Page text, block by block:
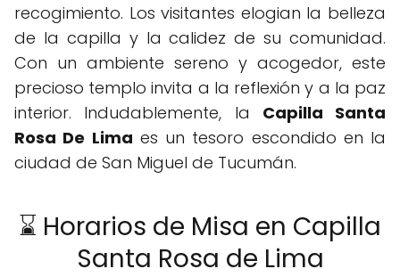
recogimiento. Los visitantes elogian la belleza
de la capilla y la calidez de su comunidad.
Con un ambiente sereno y acogedor, este
precioso templo invita a la reflexión y a la paz
interior. Indudablemente, la Capilla Santa
Rosa De Lima es un tesoro escondido en la
ciudad de San Miguel de Tucumán.
⌛ Horarios de Misa en Capilla
Santa Rosa de Lima